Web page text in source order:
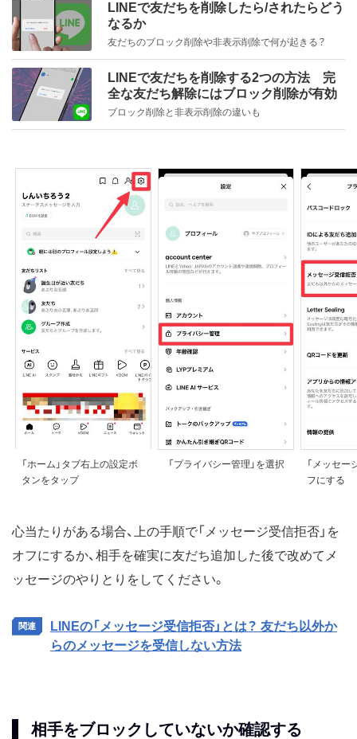
LINEで友だちを削除したら/されたらどう
なるか
友だちのブロック削除や非表示削除で何が起きる？
LINEで友だちを削除する2つの方法 完
全な友だち解除にはブロック削除が有効
ブロック削除と非表示削除の違いも
「ホーム」タブ右上の設定ボ
タンをタップ
「プライバシー管理」を選択
「メッセー
フにする
心当たりがある場合、上の手順で「メッセージ受信拒否」を
オフにするか、相手を確実に友だち追加した後で改めてメ
ッセージのやりとりをしてください。
LINEの「メッセージ受信拒否」とは？ 友だち以外か
らのメッセージを受信しない方法
相手をブロックしていないか確認する